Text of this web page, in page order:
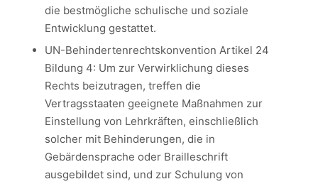
die bestmögliche schulische und soziale
Entwicklung gestattet.
UN-Behindertenrechtskonvention Artikel 24
Bildung 4: Um zur Verwirklichung dieses
Rechts beizutragen, treffen die
Vertragsstaaten geeignete Maßnahmen zur
Einstellung von Lehrkräften, einschließlich
solcher mit Behinderungen, die in
Gebärdensprache oder Brailleschrift
ausgebildet sind, und zur Schulung von